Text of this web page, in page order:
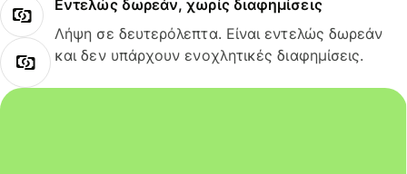
Εντελώς δωρεάν, χωρίς διαφημίσεις
Λήψη σε δευτερόλεπτα. Είναι εντελώς δωρεάν
και δεν υπάρχουν ενοχλητικές διαφημίσεις.